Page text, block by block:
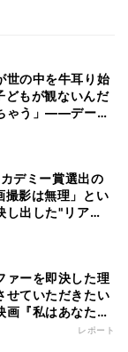
世の中を牛耳り始
どもが観ないんだ
ゃう」――デーモ
ィ・オア・ノッ
デミー賞選出の
影は無理」とい
し出した"リア
語る映画『左
ァーを即決した理
せていただきたい
『私はあなたを
台挨拶
レポート